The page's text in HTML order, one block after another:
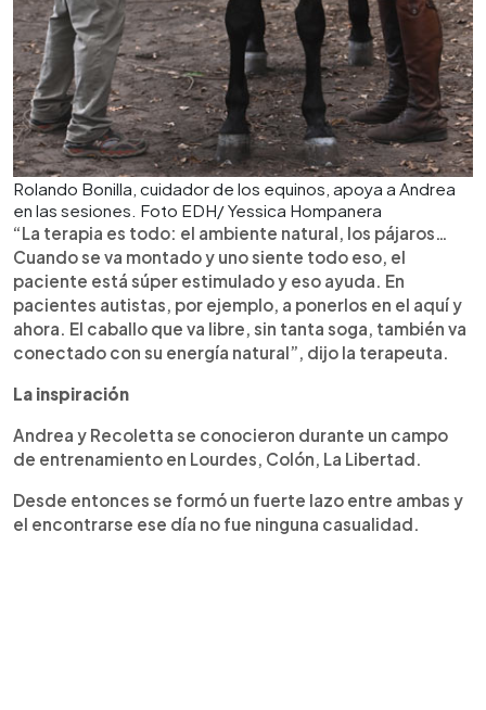
Rolando Bonilla, cuidador de los equinos, apoya a Andrea
en las sesiones. Foto EDH/ Yessica Hompanera
“La terapia es todo: el ambiente natural, los pájaros…
Cuando se va montado y uno siente todo eso, el
paciente está súper estimulado y eso ayuda. En
pacientes autistas, por ejemplo, a ponerlos en el aquí y
ahora. El caballo que va libre, sin tanta soga, también va
conectado con su energía natural”, dijo la terapeuta.
La inspiración
Andrea y Recoletta se conocieron durante un campo
de entrenamiento en Lourdes, Colón, La Libertad.
Desde entonces se formó un fuerte lazo entre ambas y
el encontrarse ese día no fue ninguna casualidad.